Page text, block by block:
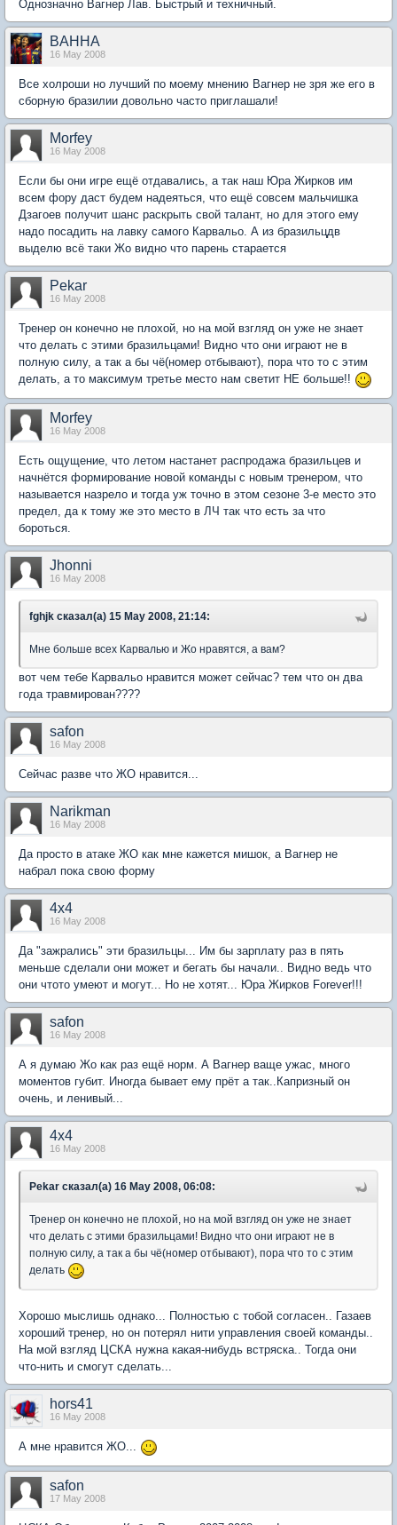
Однозначно Вагнер Лав. Быстрый и техничный.
BAHHA
16 May 2008
Все холроши но лучший по моему мнению Вагнер не зря же его в
сборную бразилии довольно часто приглашали!
Morfey
16 May 2008
Если бы они игре ещё отдавались, а так наш Юра Жирков им
всем фору даст будем надеяться, что ещё совсем мальчишка
Дзагоев получит шанс раскрыть свой талант, но для этого ему
надо посадить на лавку самого Карвальо. А из бразильцдв
выделю всё таки Жо видно что парень старается
Pekar
16 May 2008
Тренер он конечно не плохой, но на мой взгляд он уже не знает
что делать с этими бразильцами! Видно что они играют не в
полную силу, а так а бы чё(номер отбывают), пора что то с этим
делать, а то максимум третье место нам светит НЕ больше!!
Morfey
16 May 2008
Есть ощущение, что летом настанет распродажа бразильцев и
начнётся формирование новой команды с новым тренером, что
называется назрело и тогда уж точно в этом сезоне 3-е место это
предел, да к тому же это место в ЛЧ так что есть за что
бороться.
Jhonni
16 May 2008
fghjk сказал(а) 15 May 2008, 21:14:
Мне больше всех Карвалью и Жо нравятся, а вам?
вот чем тебе Карвальо нравится может сейчас? тем что он два
года травмирован????
safon
16 May 2008
Сейчас разве что ЖО нравится...
Narikman
16 May 2008
Да просто в атаке ЖО как мне кажется мишок, а Вагнер не
набрал пока свою форму
4x4
16 May 2008
Да "зажрались" эти бразильцы... Им бы зарплату раз в пять
меньше сделали они может и бегать бы начали.. Видно ведь что
они чтото умеют и могут... Но не хотят... Юра Жирков Forever!!!
safon
16 May 2008
А я думаю Жо как раз ещё норм. А Вагнер ваще ужас, много
моментов губит. Иногда бывает ему прёт а так..Капризный он
очень, и ленивый...
4x4
16 May 2008
Pekar сказал(а) 16 May 2008, 06:08:
Тренер он конечно не плохой, но на мой взгляд он уже не знает
что делать с этими бразильцами! Видно что они играют не в
полную силу, а так а бы чё(номер отбывают), пора что то с этим
делать
Хорошо мыслишь однако... Полностью с тобой согласен.. Газаев
хороший тренер, но он потерял нити управления своей команды..
На мой взгляд ЦСКА нужна какая-нибудь встряска.. Тогда они
что-нить и смогут сделать...
hors41
16 May 2008
А мне нравится ЖО...
safon
17 May 2008